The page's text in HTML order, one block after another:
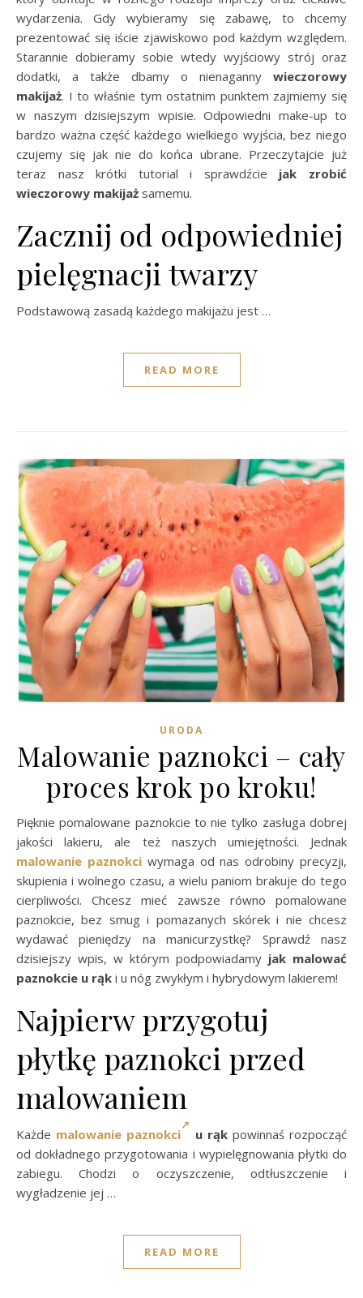
wydarzenia. Gdy wybieramy się zabawę, to chcemy
prezentować się iście zjawiskowo pod każdym względem.
Starannie dobieramy sobie wtedy wyjściowy strój oraz
dodatki, a także dbamy o nienaganny wieczorowy
makijaż. I to właśnie tym ostatnim punktem zajmiemy się
w naszym dzisiejszym wpisie. Odpowiedni make-up to
bardzo ważna część każdego wielkiego wyjścia, bez niego
czujemy się jak nie do końca ubrane. Przeczytajcie już
teraz nasz krótki tutorial i sprawdźcie jak zrobić
wieczorowy makijaż samemu.
Zacznij od odpowiedniej
pielęgnacji twarzy
Podstawową zasadą każdego makijażu jest …
READ MORE
URODA
Malowanie paznokci – cały
proces krok po kroku!
Pięknie pomalowane paznokcie to nie tylko zasługa dobrej
jakości lakieru, ale też naszych umiejętności. Jednak
malowanie paznokci wymaga od nas odrobiny precyzji,
skupienia i wolnego czasu, a wielu paniom brakuje do tego
cierpliwości. Chcesz mieć zawsze równo pomalowane
paznokcie, bez smug i pomazanych skórek i nie chcesz
wydawać pieniędzy na manicurzystkę? Sprawdź nasz
dzisiejszy wpis, w którym podpowiadamy jak malować
paznokcie u rąk i u nóg zwykłym i hybrydowym lakierem!
Najpierw przygotuj
płytkę paznokci przed
malowaniem
Każde malowanie paznokci u rąkpowinnaś rozpocząć
od dokładnego przygotowania i wypielęgnowania płytki do
zabiegu. Chodzi o oczyszczenie, odtłuszczenie i
wygładzenie jej …
READ MORE